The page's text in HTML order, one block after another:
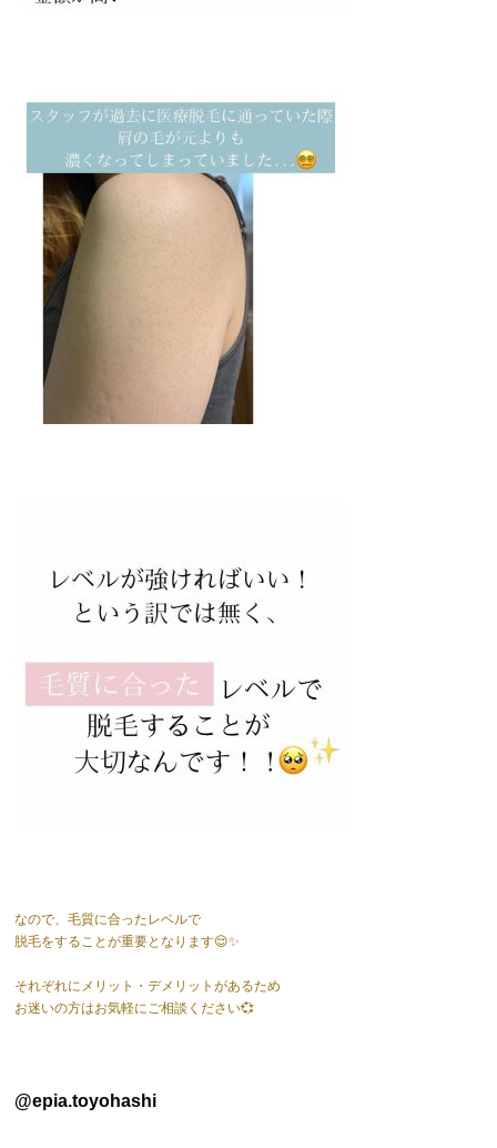
なので、毛質に合ったレベルで
脱毛をすることが重要となります😌✨
それぞれにメリット・デメリットがあるため
お迷いの方はお気軽にご相談ください💞
@epia.toyohashi